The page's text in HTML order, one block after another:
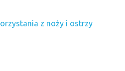
z noży i ostrzy